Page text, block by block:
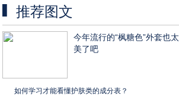
推荐图文
今年流行的“枫糖色”外套也太
美了吧
如何学习才能看懂护肤类的成分表？